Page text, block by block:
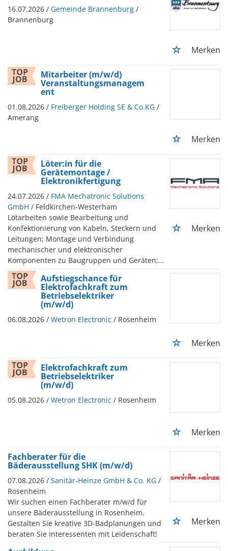
16.07.2026 / Gemeinde Brannenburg /
Brannenburg
Merken
Mitarbeiter (m/w/d)
Veranstaltungsmanagem
ent
01.08.2026 / Freiberger Holding SE & Co.KG /
Amerang
Merken
Löter:in für die
Gerätemontage /
Elektronikfertigung
24.07.2026 / FMA Mechatronic Solutions
GmbH / Feldkirchen-Westerham
Lötarbeiten sowie Bearbeitung und
Konfektionierung von Kabeln, Steckern und
Leitungen; Montage und Verbindung
mechanischer und elektronischer
Komponenten zu Baugruppen und Geräten;...
Merken
Aufstiegschance für
Elektrofachkraft zum
Betriebselektriker
(m/w/d)
06.08.2026 / Wetron Electronic / Rosenheim
Merken
Elektrofachkraft zum
Betriebselektriker
(m/w/d)
05.08.2026 / Wetron Electronic / Rosenheim
Merken
Fachberater für die
Bäderausstellung SHK (m/w/d)
07.08.2026 / Sanitär-Heinze GmbH & Co. KG /
Rosenheim
Wir suchen einen Fachberater m/w/d für
unsere Bäderausstellung in Rosenheim.
Gestalten Sie kreative 3D-Badplanungen und
beraten Sie Interessenten mit Leidenschaft!
Merken